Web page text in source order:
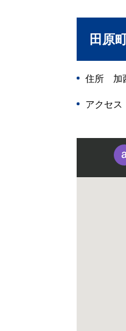
田原
住所 加
アクセ